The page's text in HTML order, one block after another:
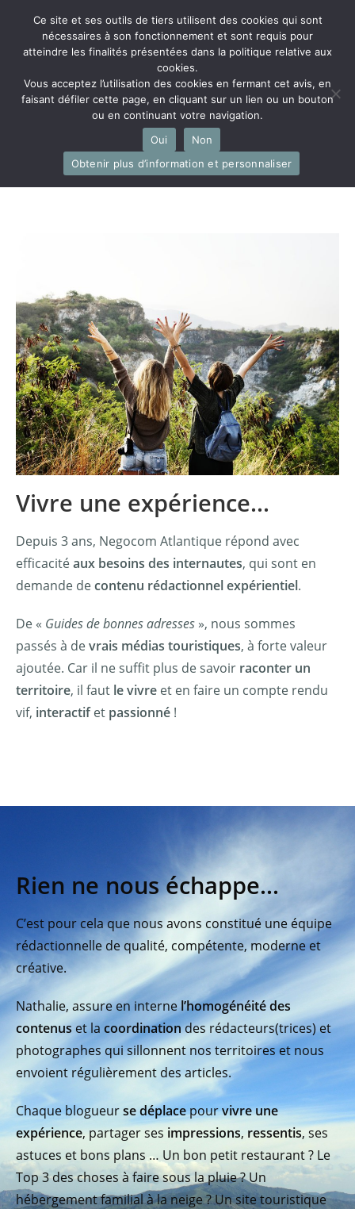
Menu
Le contenu rédactionnel
Vivre une expérience...​
Depuis 3 ans, Negocom Atlantique répond avec
efficacitéaux besoins des internautes, qui sont en
demande decontenu rédactionnel expérientiel.
De « Guides de bonnes adresses », nous sommes
passés à devrais médias touristiques, à forte valeur
ajoutée. Car il ne suffit plus de savoir raconter un
territoire, il faut le vivre et en faire un compte rendu
vif, interactifet passionné !
Rien ne nous échappe...
C’est pour cela que nous avons constitué une équipe
rédactionnelle de qualité, compétente, moderne et
créative.
Nathalie, assure en interne l’homogénéité des
contenus et la coordinationdes rédacteurs(trices) et
photographes qui sillonnent nos territoires et nous
envoient régulièrement des articles.
Chaque blogueurse déplacepourvivre une
expérience, partager ses impressions, ressentis, ses
astuces et bons plans … Un bon petit restaurant ? Le
Top 3 des choses à faire sous la pluie ? Un
hébergement familial à la neige ? Un site touristique
Ce site et ses outils de tiers utilisent des cookies qui sont
nécessaires à son fonctionnement et sont requis pour
atteindre les finalités présentées dans la politique relative aux
cookies.
Vous acceptez l’utilisation des cookies en fermant cet avis, en
faisant défiler cette page, en cliquant sur un lien ou un bouton
ou en continuant votre navigation.
Oui
Non
Obtenir plus d’information et personnaliser